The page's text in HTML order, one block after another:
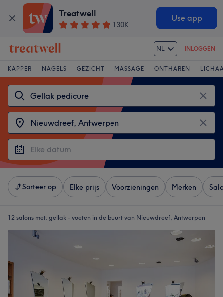
Treatwell
130K
Use app
NL INLOGGEN
KAPPER NAGELS GEZICHT MASSAGE ONTHAREN
Sorteer op Elke prijs Voorzieningen Merken
12 salons met: gellak - voeten in de buurt van Nieuwdreef, Antwerpen